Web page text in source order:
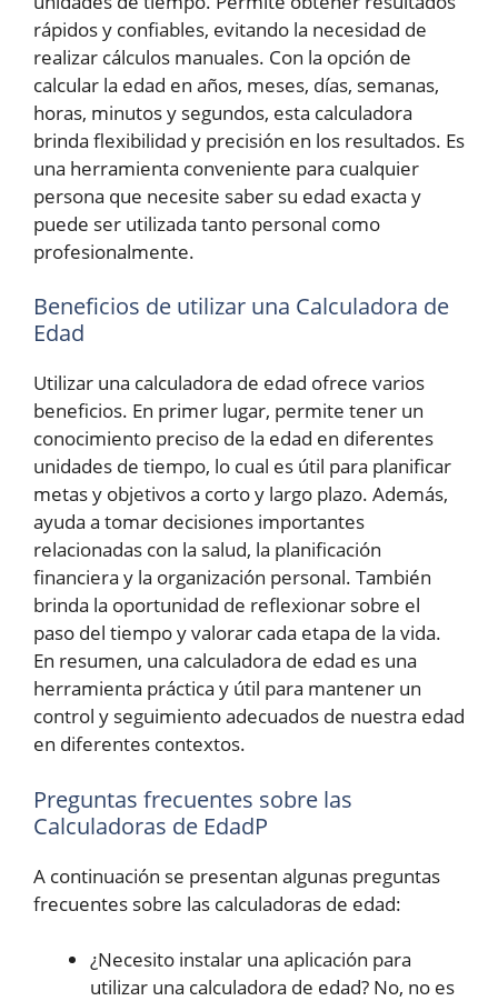
rápidos y confiables, evitando la necesidad de
realizar cálculos manuales. Con la opción de
calcular la edad en años, meses, días, semanas,
horas, minutos y segundos, esta calculadora
brinda flexibilidad y precisión en los resultados. Es
una herramienta conveniente para cualquier
persona que necesite saber su edad exacta y
puede ser utilizada tanto personal como
profesionalmente.
Beneficios de utilizar una Calculadora de
Edad
Utilizar una calculadora de edad ofrece varios
beneficios. En primer lugar, permite tener un
conocimiento preciso de la edad en diferentes
unidades de tiempo, lo cual es útil para planificar
metas y objetivos a corto y largo plazo. Además,
ayuda a tomar decisiones importantes
relacionadas con la salud, la planificación
financiera y la organización personal. También
brinda la oportunidad de reflexionar sobre el
paso del tiempo y valorar cada etapa de la vida.
En resumen, una calculadora de edad es una
herramienta práctica y útil para mantener un
control y seguimiento adecuados de nuestra edad
en diferentes contextos.
Preguntas frecuentes sobre las
Calculadoras de EdadP
A continuación se presentan algunas preguntas
frecuentes sobre las calculadoras de edad:
¿Necesito instalar una aplicación para
utilizar una calculadora de edad? No, no es